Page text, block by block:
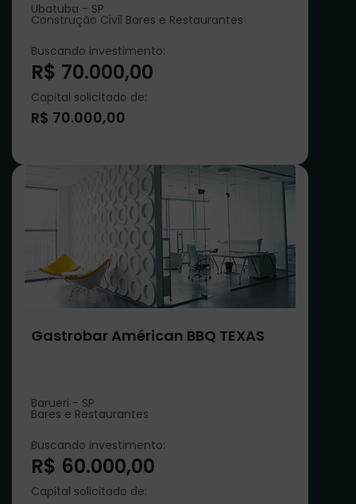
Ubatuba - SP
Construção Civil Bares e Restaurantes
Buscando investimento:
R$ 70.000,00
Capital solicitado de:
R$ 70.000,00
Gastrobar Américan BBQ TEXAS
Barueri - SP
Bares e Restaurantes
Buscando investimento:
R$ 60.000,00
Capital solicitado de: